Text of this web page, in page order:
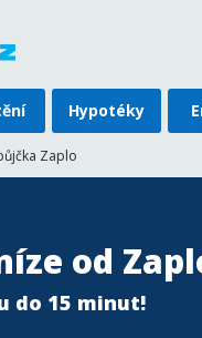
Hypotéky
Zaplo
od
do 15 minut!